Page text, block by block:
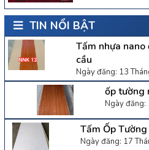
TIN NỔI BẬT
Tấm nhựa
cầu
Ngày đăng: 13
ốp tường
Ngày đăng:
Tấm Ốp
Ngày đăng: 17